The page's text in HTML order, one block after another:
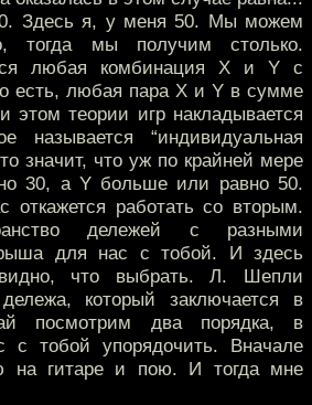
Здесь я, у меня 50. Мы можем
тогда мы получим столько.
любая комбинация X и Y с
есть, любая пара X и Y в сумме
теории игр накладывается
называется “индивидуальная
значит, что уж по крайней мере
30, а Y больше или равно 50.
откажется работать со вторым.
дележей с разными
для нас с тобой. И здесь
что выбрать. Л. Шепли
который заключается в
посмотрим два порядка, в
с тобой упорядочить. Вначале
на гитаре и пою. И тогда мне